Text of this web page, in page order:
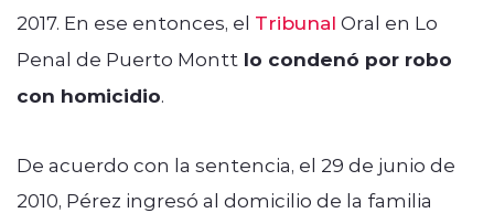
2017. En ese entonces, el Tribunal Oral en Lo
Penal de Puerto Montt lo condenó por robo
con homicidio.
De acuerdo con la sentencia, el 29 de junio de
2010, Pérez ingresó al domicilio de la familia